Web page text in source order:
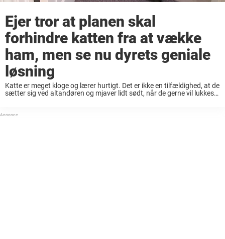
Ejer tror at planen skal
forhindre katten fra at vække
ham, men se nu dyrets geniale
løsning
Katte er meget kloge og lærer hurtigt. Det er ikke en tilfældighed, at de
sætter sig ved altandøren og mjaver lidt sødt, når de gerne vil lukkes